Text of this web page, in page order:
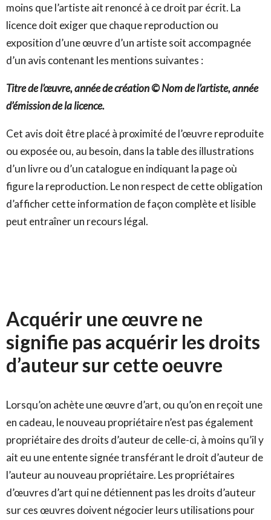
moins que l’artiste ait renoncé à ce droit par écrit. La
licence doit exiger que chaque reproduction ou
exposition d’une œuvre d’un artiste soit accompagnée
d’un avis contenant les mentions suivantes :
Titre de l’œuvre, année de création © Nom de l’artiste, année
d’émission de la licence.
Cet avis doit être placé à proximité de l’œuvre reproduite
ou exposée ou, au besoin, dans la table des illustrations
d’un livre ou d’un catalogue en indiquant la page où
figure la reproduction. Le non respect de cette obligation
d’afficher cette information de façon complète et lisible
peut entraîner un recours légal.
Acquérir une œuvre ne
signifie pas acquérir les droits
d’auteur sur cette oeuvre
Lorsqu’on achète une œuvre d’art, ou qu’on en reçoit une
en cadeau, le nouveau propriétaire n’est pas également
propriétaire des droits d’auteur de celle-ci, à moins qu’il y
ait eu une entente signée transférant le droit d’auteur de
l’auteur au nouveau propriétaire. Les propriétaires
d’œuvres d’art qui ne détiennent pas les droits d’auteur
sur ces œuvres doivent négocier leurs utilisations pour